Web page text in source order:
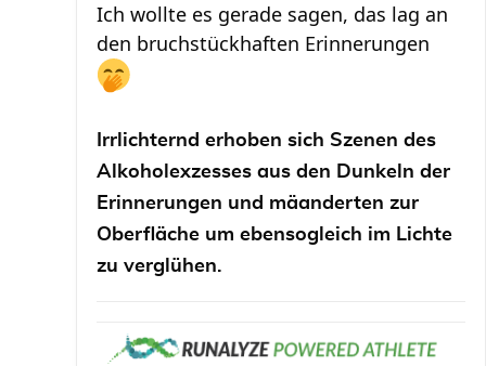
Ich wollte es gerade sagen, das lag an
den bruchstückhaften Erinnerungen
Irrlichternd erhoben sich Szenen des
Alkoholexzesses aus den Dunkeln der
Erinnerungen und mäanderten zur
Oberfläche um ebensogleich im Lichte
zu verglühen.